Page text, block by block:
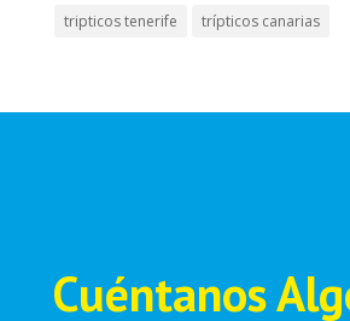
tripticos tenerife
trípticos canarias
Cuéntanos